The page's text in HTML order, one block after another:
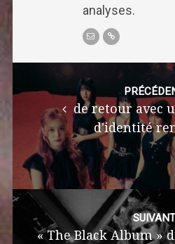
analyses.
navigation
de retour avec
d'identité
« The Black Album »